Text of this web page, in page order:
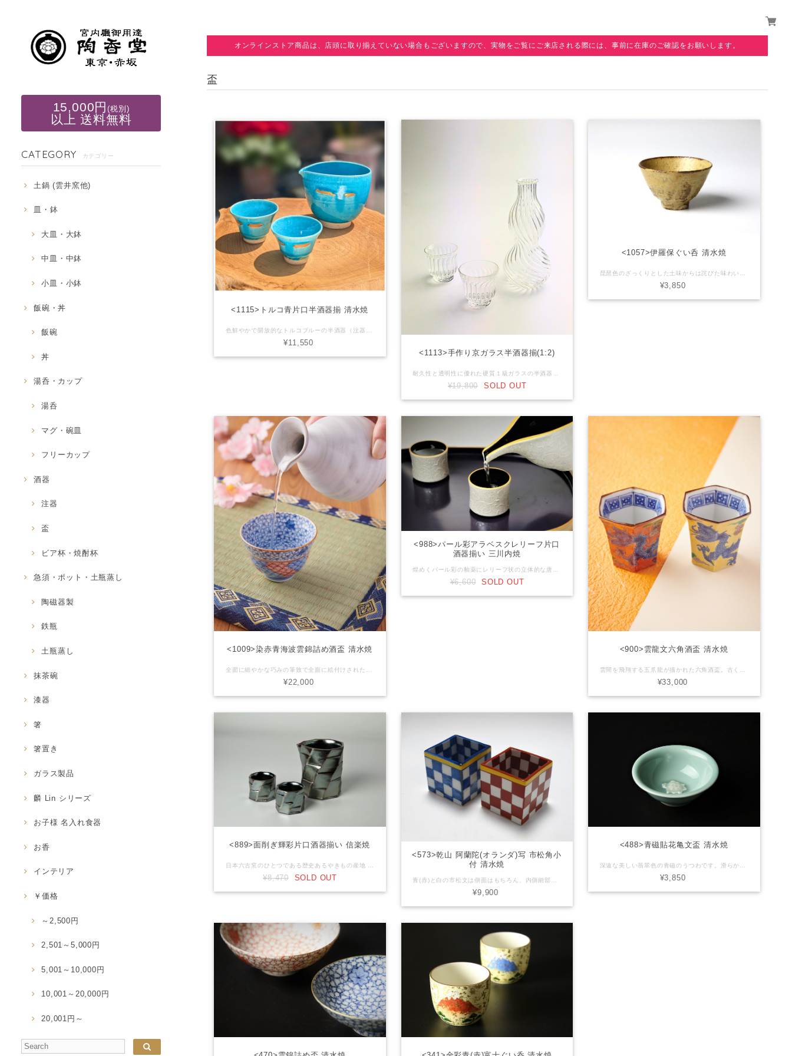
15,000円(税別)
以上 送料無料
CATEGORY カテゴリー
土鍋 (雲井窯他)
皿・鉢
大皿・大鉢
中皿・中鉢
小皿・小鉢
飯碗・丼
飯碗
丼
湯呑・カップ
湯呑
マグ・碗皿
フリーカップ
酒器
注器
盃
ビア杯・焼酎杯
急須・ポット・土瓶蒸し
陶磁器製
鉄瓶
土瓶蒸し
抹茶碗
漆器
箸
箸置き
ガラス製品
麟 Lin シリーズ
お子様 名入れ食器
お香
インテリア
￥価格
～2,500円
2,501～5,000円
5,001～10,000円
10,001～20,000円
20,001円～
オンラインストア商品は、店頭に取り揃えていない場合もございますので、実物をご覧にご来店される際には、事前に在庫のご確認をお願いします。
盃
<1115>トルコ青片口半酒器揃 清水焼
¥11,550
<1113>手作り京ガラス半酒器揃(1:2)
¥19,800 SOLD OUT
<1057>伊羅保ぐい呑 清水焼
¥3,850
<1009>染赤青海波雲錦詰め酒盃 清水焼
¥22,000
<988>パール彩アラベスクレリーフ片口
酒器揃い 三川内焼
¥6,600 SOLD OUT
<900>雲龍文六角酒盃 清水焼
¥33,000
<889>面削ぎ輝彩片口酒器揃い 信楽焼
¥8,470 SOLD OUT
<573>乾山 阿蘭陀(オランダ)写 市松角小
付 清水焼
¥9,900
<488>青磁貼花亀文盃 清水焼
深遠な美しい翡翠色の青磁のうつわです。滑らかにろくろ成形された反り型の口縁は口当たり良く作られています。見込み中央には立体的な貼花細工の亀が愛らしく佇んでいます。亀甲の甲羅まで細やかに仕上げられた遊び心のある盃。こちらは珍味や薬味など、小付にも適しています。 【産地】京都府清水焼 【サイズ】直径6cm x 高さ2.5cm 【素材】磁器 【商品について】 ■ 当店で取り扱う商品は手造りや手描きのうつわが多いためそれぞれの大きさ、形状、色合いなどが異なる場合が御座います。また、各商品画像はできる限り実物に近いように調整しておりますがパソコン環境などにより、色調が変わって見える場合が御座います。 【在庫について】 ■ 実店舗でも同商品を販売している場合が御座います。万が一 品切れの際はご注文後速やかにご連絡させて頂きます。 御了承下さい。
¥3,850